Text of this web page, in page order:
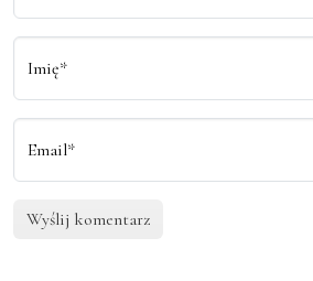
Imię*
Email*